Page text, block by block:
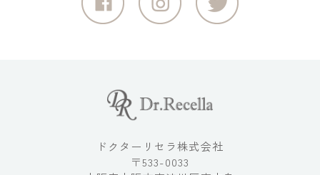
ドクターリセラ株式会社
〒533-0033